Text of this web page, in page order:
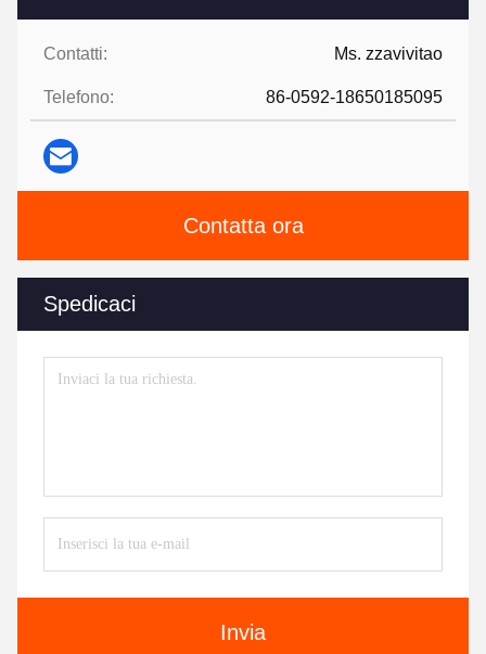
Contatti: Ms. zzavivitao
Telefono: 86-0592-18650185095
Contatta ora
Spedicaci
Invia